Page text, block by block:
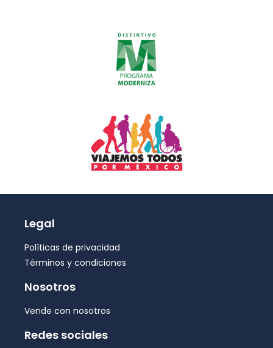
Legal
Políticas de privacidad
Términos y condiciones
Nosotros
Vende con nosotros
Redes sociales